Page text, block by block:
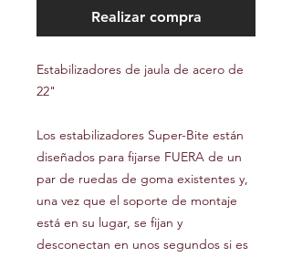
Realizar compra
Estabilizadores de jaula de acero de
22"
Los estabilizadores Super-Bite están
diseñados para fijarse FUERA de un
par de ruedas de goma existentes y,
una vez que el soporte de montaje
está en su lugar, se fijan y
desconectan en unos segundos si es